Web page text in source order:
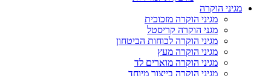
מגיני הוקרה
מגיני הוקרה מזכוכית
מגני הוקרה קריסטל
מגיני הוקרה לכוחות הביטחון
מגיני הוקרה מעץ
מגיני הוקרה מוארים לד
מגיני הוקרה בייצור מיוחד